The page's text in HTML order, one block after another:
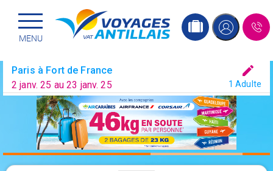
Passer
au
Menu principal
MENU